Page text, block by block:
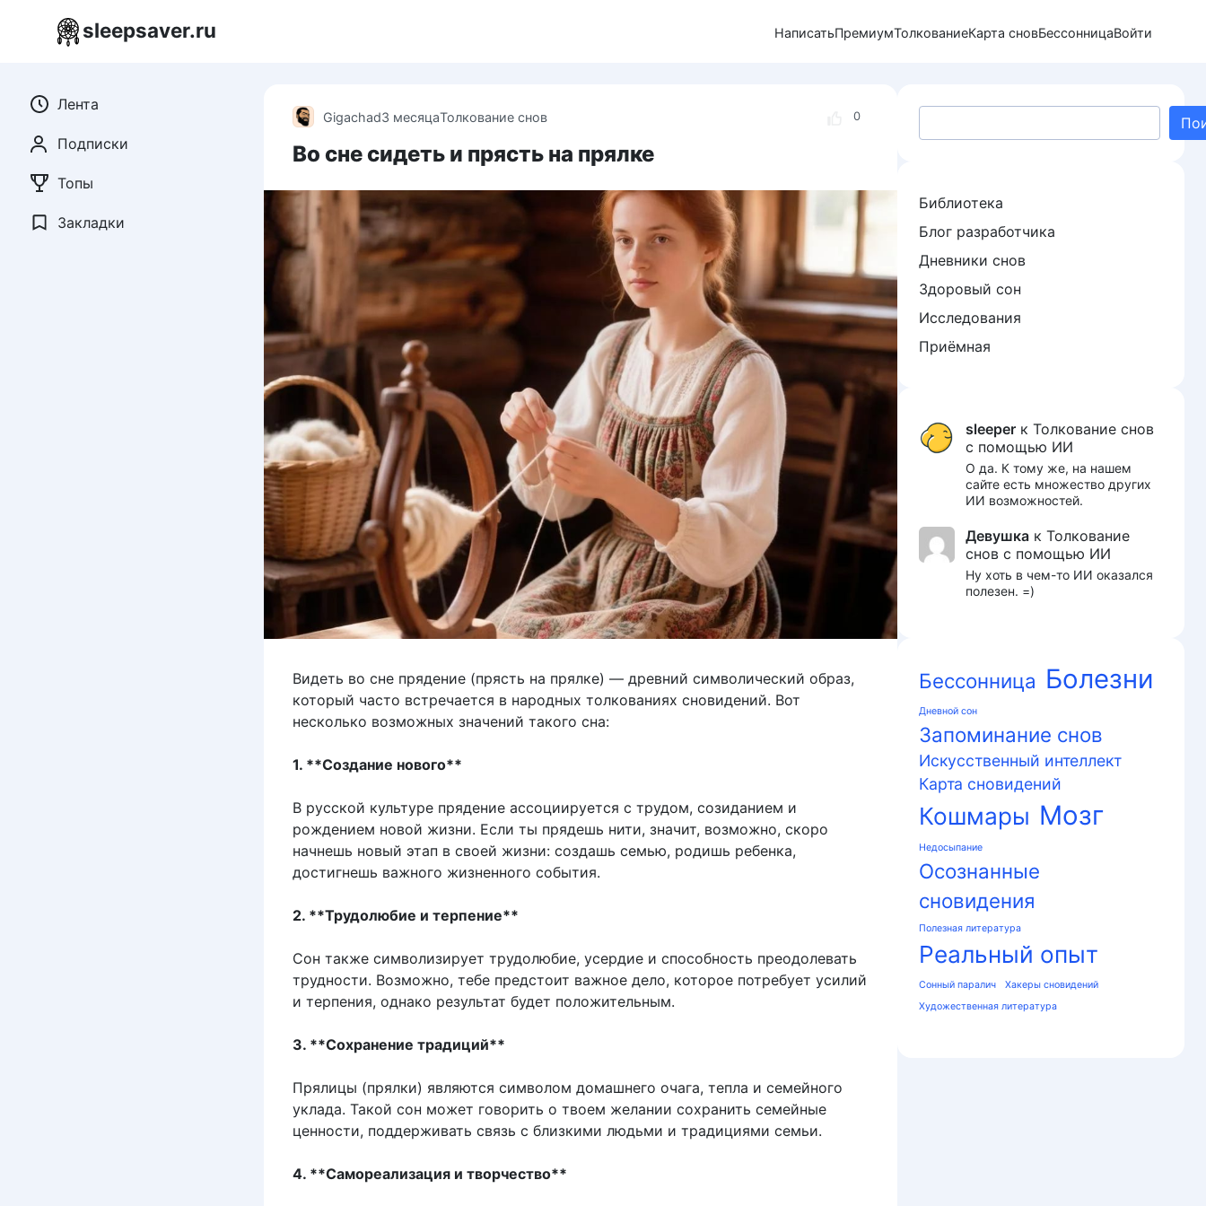
sleepsaver.ru НаписатьПремиумТолкованиеКарта сновБессонницаВойти
0
Gigachad3 месяцаТолкование снов
Во сне сидеть и прясть на прялке
Видеть во сне прядение (прясть на прялке) — древний символический образ,
который часто встречается в народных толкованиях сновидений. Вот
несколько возможных значений такого сна:
1. **Создание нового**
В русской культуре прядение ассоциируется с трудом, созиданием и
рождением новой жизни. Если ты прядешь нити, значит, возможно, скоро
начнешь новый этап в своей жизни: создашь семью, родишь ребенка,
достигнешь важного жизненного события.
2. **Трудолюбие и терпение**
Сон также символизирует трудолюбие, усердие и способность преодолевать
трудности. Возможно, тебе предстоит важное дело, которое потребует усилий
и терпения, однако результат будет положительным.
3. **Сохранение традиций**
Прялицы (прялки) являются символом домашнего очага, тепла и семейного
уклада. Такой сон может говорить о твоем желании сохранить семейные
ценности, поддерживать связь с близкими людьми и традициями семьи.
4. **Самореализация и творчество**
Лента
Подписки
Топы
Закладки
Библиотека
Блог разработчика
Дневники снов
Здоровый сон
Исследования
Приёмная
sleeper к Толкование снов
с помощью ИИ
О да. К тому же, на нашем
сайте есть множество других
ИИ возможностей.
Девушка к Толкование
снов с помощью ИИ
Ну хоть в чем-то ИИ оказался
полезен. =)
Бессонница Болезни
Дневной сон
Запоминание снов
Искусственный интеллект
Карта сновидений
Кошмары Мозг
Недосыпание
Осознанные
сновидения
Полезная литература
Реальный опыт
Сонный паралич
Хакеры сновидений
Художественная литература